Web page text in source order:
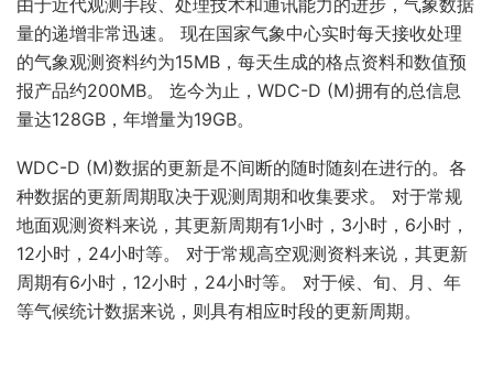
量的递增非常迅速。 现在国家气象中心实时每天接收处理
的气象观测资料约为15MB，每天生成的格点资料和数值预
报产品约200MB。 迄今为止，WDC-D (M)拥有的总信息
量达128GB，年增量为19GB。
WDC-D (M)数据的更新是不间断的随时随刻在进行的。各
种数据的更新周期取决于观测周期和收集要求。 对于常规
地面观测资料来说，其更新周期有1小时，3小时，6小时，
12小时，24小时等。 对于常规高空观测资料来说，其更新
周期有6小时，12小时，24小时等。 对于候、旬、月、年
等气候统计数据来说，则具有相应时段的更新周期。